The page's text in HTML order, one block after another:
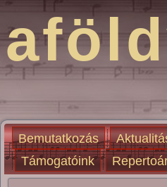
Bemutatkozás
Támogatóink